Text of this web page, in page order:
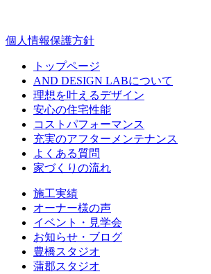
個人情報保護方針
トップページ
AND DESIGN LABについて
理想を叶えるデザイン
安心の住宅性能
コストパフォーマンス
充実のアフターメンテナンス
よくある質問
家づくりの流れ
施工実績
オーナー様の声
イベント・見学会
お知らせ・ブログ
豊橋スタジオ
蒲郡スタジオ